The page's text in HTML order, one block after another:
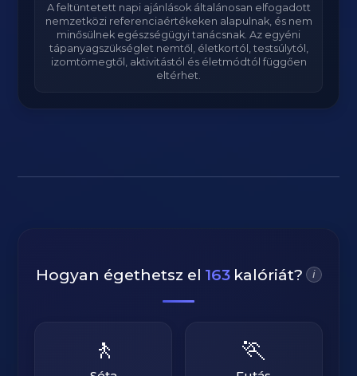
A feltüntetett napi ajánlások általánosan elfogadott
nemzetközi referenciaértékeken alapulnak, és nem
minősülnek egészségügyi tanácsnak. Az egyéni
tápanyagszükséglet nemtől, életkortól, testsúlytól,
izomtömegtől, aktivitástól és életmódtól függően
eltérhet.
Hogyan égethetsz el 163 kalóriát? i
🚶 🏃